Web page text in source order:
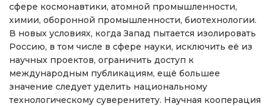
сфере космонавтики, атомной промышленности,
химии, оборонной промышленности, биотехнологии.
В новых условиях, когда Запад пытается изолировать
Россию, в том числе в сфере науки, исключить её из
научных проектов, ограничить доступ к
международным публикациям, ещё большее
значение следует уделить национальному
технологическому суверенитету. Научная кооперация